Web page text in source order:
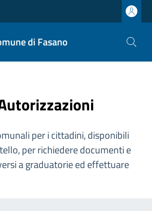
di Fasano
per i cittadini, disponibili
per richiedere documenti e
a graduatorie ed effettuare